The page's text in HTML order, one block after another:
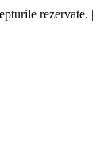
rezervate. |